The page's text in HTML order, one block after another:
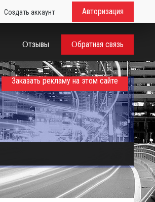
Создать аккаунт Авторизация
Отзывы Обратная связь
Заказать рекламу на этом сайте